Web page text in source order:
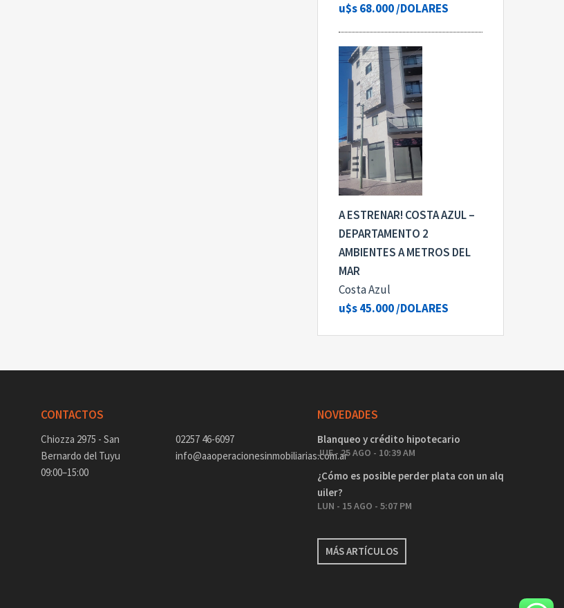
u$s 68.000/DOLARES
A ESTRENAR! COSTA AZUL –
DEPARTAMENTO 2
AMBIENTES A METROS DEL
MAR
Costa Azul
u$s 45.000/DOLARES
CONTACTOS
Chiozza 2975 - San
Bernardo del Tuyu
09:00–15:00
02257 46-6097
info@aaoperacionesinmobiliarias.com.ar
NOVEDADES
Blanqueo y crédito hipotecario
JUE - 25 AGO - 10:39 AM
¿Cómo es posible perder plata con un alq
uiler?
LUN - 15 AGO - 5:07 PM
MÁS ARTÍCULOS